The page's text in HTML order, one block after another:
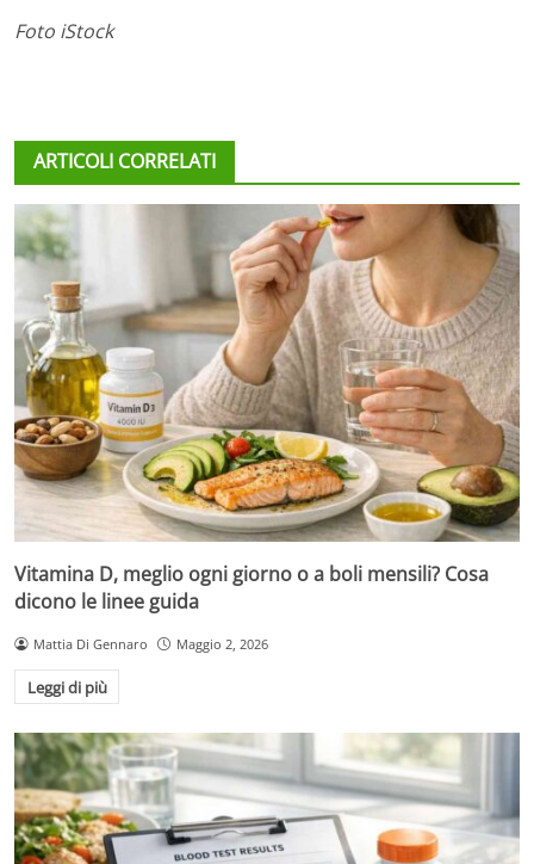
Foto iStock
ARTICOLI CORRELATI
Vitamina D, meglio ogni giorno o a boli mensili? Cosa
dicono le linee guida
Mattia Di Gennaro Maggio 2, 2026
Leggi di più